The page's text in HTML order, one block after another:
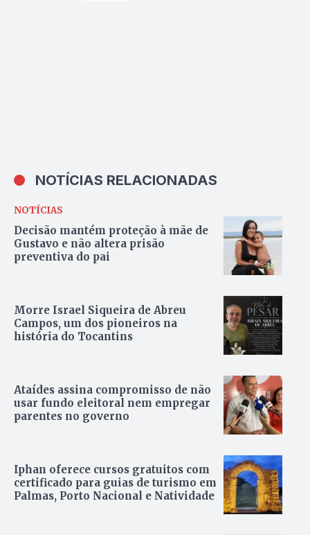
NOTÍCIAS RELACIONADAS
NOTÍCIAS
Decisão mantém proteção à mãe de
Gustavo e não altera prisão
preventiva do pai
Morre Israel Siqueira de Abreu
Campos, um dos pioneiros na
história do Tocantins
Ataídes assina compromisso de não
usar fundo eleitoral nem empregar
parentes no governo
Iphan oferece cursos gratuitos com
certificado para guias de turismo em
Palmas, Porto Nacional e Natividade